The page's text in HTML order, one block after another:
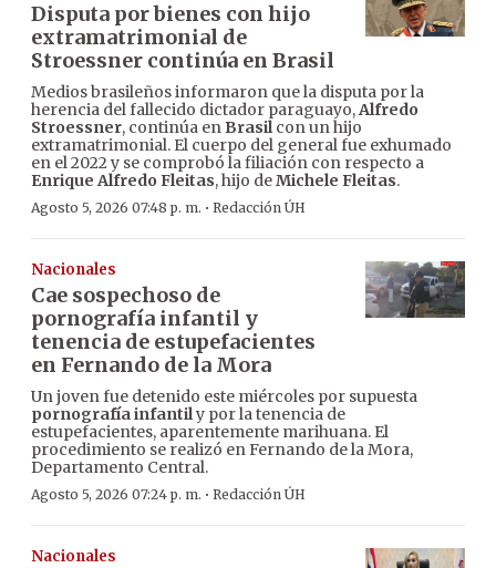
Disputa por bienes con hijo
extramatrimonial de
Stroessner continúa en Brasil
Medios brasileños informaron que la disputa por la
herencia del fallecido dictador paraguayo,Alfredo
Stroessner, continúa en Brasilcon un hijo
extramatrimonial. El cuerpo del general fue exhumado
en el 2022 y se comprobó la filiación con respecto a
Enrique Alfredo Fleitas, hijo deMichele Fleitas.
Agosto 5, 2026 07:48 p. m. · Redacción ÚH
Nacionales
Cae sospechoso de
pornografía infantil y
tenencia de estupefacientes
en Fernando de la Mora
Un joven fue detenido este miércoles por supuesta
pornografía infantily por la tenencia de
estupefacientes, aparentemente marihuana. El
procedimiento se realizó en Fernando de la Mora,
Departamento Central.
Agosto 5, 2026 07:24 p. m. · Redacción ÚH
Nacionales